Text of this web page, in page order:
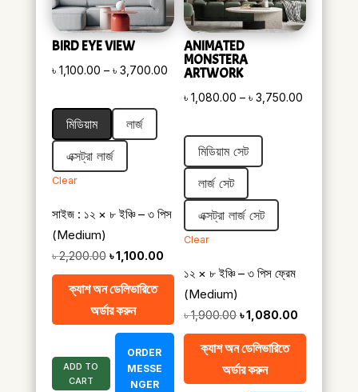
BIRD EYE VIEW
৳ 1,100.00 – ৳ 3,700.00Price
range:
৳ 3,700.00
মিডিয়াম
লার্জ
এক্সট্রা লার্জ
Clear
সাইজ : ১২ × ৮ ইঞ্চি – ৩ পিস
(Medium)
৳2,200.00 Original
price
was:
৳ 2,200.00.
৳1,100.00Current
price
৳ 1,100.00.
ক্যাশ অন ডেলিভারিতে
অর্ডার করুন
ADD TO
CART
ORDER
MESSE
NGER
ANIMATED
MONSTERA
ARTWORK
৳1,080.00 – ৳3,750.00
মিডিয়াম সেট
লার্জ সেট
এক্সট্রা লার্জ সেট
Clear
১২ × ৮ ইঞ্চি – ৩ পিস ফ্রেম
(Medium)
৳1,900.00 Original
price
was:
৳ 1,900.00.
৳1,080.00
price
ক্যাশ অন ডেলিভারিতে
অর্ডার করুন